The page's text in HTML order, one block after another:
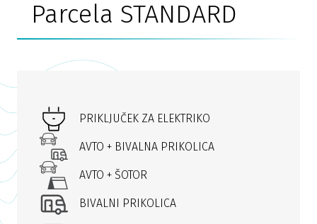
Parcela STANDARD
PRIKLJUČEK ZA ELEKTRIKO
AVTO + BIVALNA PRIKOLICA
AVTO + ŠOTOR
BIVALNI PRIKOLICA